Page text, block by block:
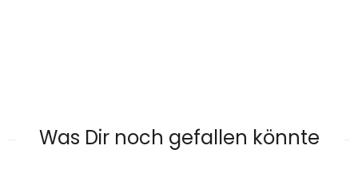
Was Dir noch gefallen könnte